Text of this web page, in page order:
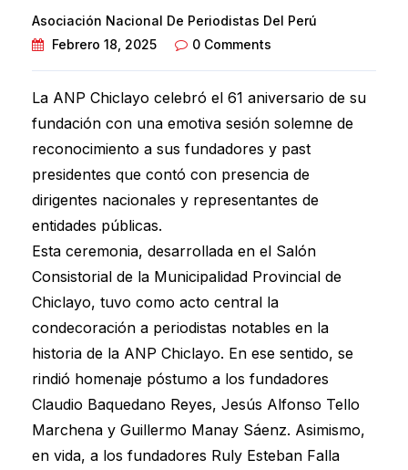
Asociación Nacional De Periodistas Del Perú
Febrero 18, 2025
0 Comments
La ANP Chiclayo celebró el 61 aniversario de su
fundación con una emotiva sesión solemne de
reconocimiento a sus fundadores y past
presidentes que contó con presencia de
dirigentes nacionales y representantes de
entidades públicas.
Esta ceremonia, desarrollada en el Salón
Consistorial de la Municipalidad Provincial de
Chiclayo, tuvo como acto central la
condecoración a periodistas notables en la
historia de la ANP Chiclayo. En ese sentido, se
rindió homenaje póstumo a los fundadores
Claudio Baquedano Reyes, Jesús Alfonso Tello
Marchena y Guillermo Manay Sáenz. Asimismo,
en vida, a los fundadores Ruly Esteban Falla